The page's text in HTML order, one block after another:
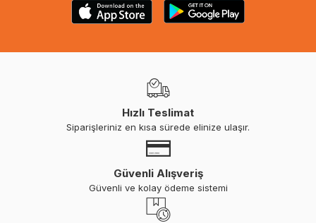
Hızlı Teslimat
Siparişleriniz en kısa sürede elinize ulaşır.
Güvenli Alışveriş
Güvenli ve kolay ödeme sistemi